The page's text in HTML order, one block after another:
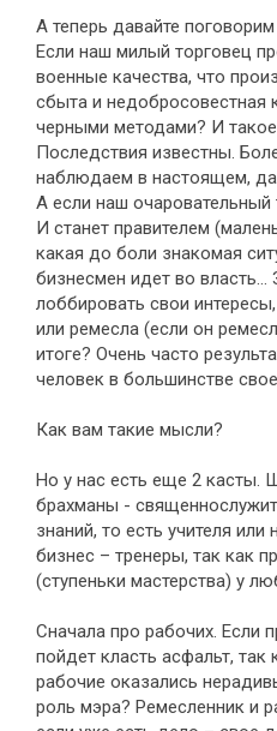
А теперь давайте
Если наш милый торговец
военные качества, что
сбыта и недобросовестная
черными методами? И
Последствия известны.
наблюдаем в настоящем,
А если наш очаровательный
И станет правителем
какая до боли знакомая
бизнесмен идет во власть…
лоббировать свои
или ремесла (если он
итоге? Очень часто
человек в большинстве
Как вам такие мысли?
Но у нас есть еще 2 касты.
брахманы -
знаний, то есть учителя
бизнес – тренеры, так как
(ступеньки мастерства) у
Сначала про рабочих. Если
пойдет класть асфальт, так
рабочие оказались
роль мэра? Ремесленник и